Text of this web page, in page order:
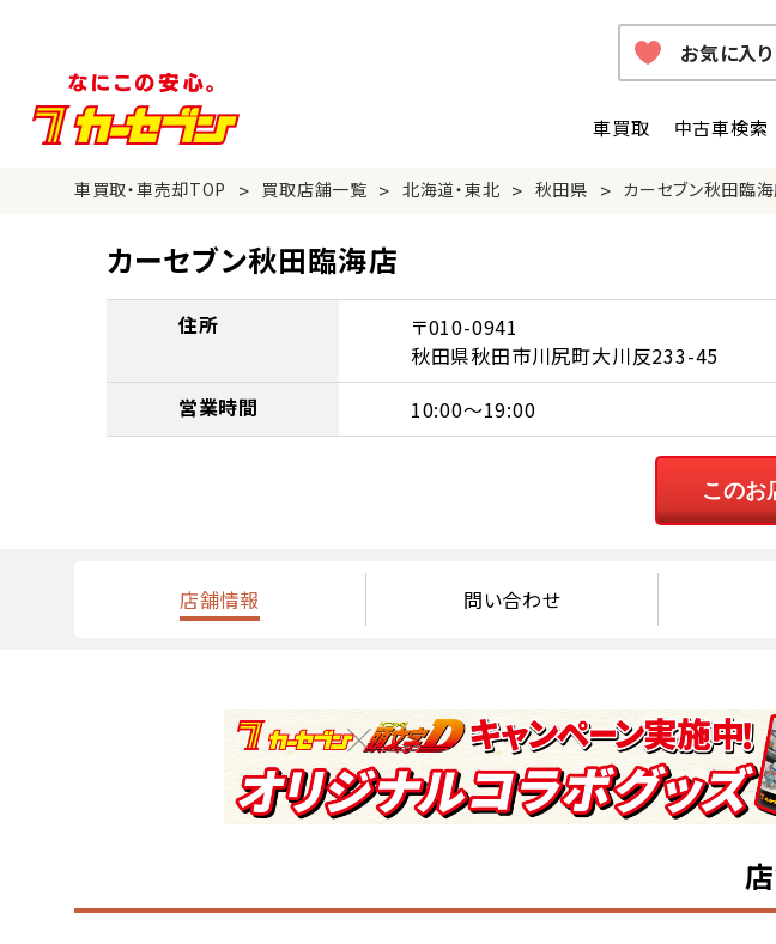
車買取 中古車検索
お気に入り
車買取・車売却TOP > 買取店舗一覧 > 北海道・東北 > 秋田県 > カーセブン秋田臨
カーセブン秋田臨海店
住所
〒010-0941
秋田県秋田市川尻町大川反233-45
営業時間
10:00～19:00
このお
店舗情報 問い合わせ